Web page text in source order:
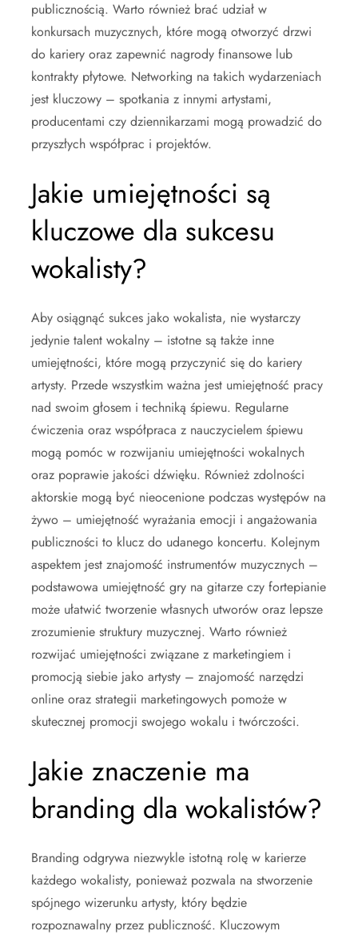
publicznością. Warto również brać udział w
konkursach muzycznych, które mogą otworzyć drzwi
do kariery oraz zapewnić nagrody finansowe lub
kontrakty płytowe. Networking na takich wydarzeniach
jest kluczowy – spotkania z innymi artystami,
producentami czy dziennikarzami mogą prowadzić do
przyszłych współprac i projektów.
Jakie umiejętności są
kluczowe dla sukcesu
wokalisty?
Aby osiągnąć sukces jako wokalista, nie wystarczy
jedynie talent wokalny – istotne są także inne
umiejętności, które mogą przyczynić się do kariery
artysty. Przede wszystkim ważna jest umiejętność pracy
nad swoim głosem i techniką śpiewu. Regularne
ćwiczenia oraz współpraca z nauczycielem śpiewu
mogą pomóc w rozwijaniu umiejętności wokalnych
oraz poprawie jakości dźwięku. Również zdolności
aktorskie mogą być nieocenione podczas występów na
żywo – umiejętność wyrażania emocji i angażowania
publiczności to klucz do udanego koncertu. Kolejnym
aspektem jest znajomość instrumentów muzycznych –
podstawowa umiejętność gry na gitarze czy fortepianie
może ułatwić tworzenie własnych utworów oraz lepsze
zrozumienie struktury muzycznej. Warto również
rozwijać umiejętności związane z marketingiem i
promocją siebie jako artysty – znajomość narzędzi
online oraz strategii marketingowych pomoże w
skutecznej promocji swojego wokalu i twórczości.
Jakie znaczenie ma
branding dla wokalistów?
Branding odgrywa niezwykle istotną rolę w karierze
każdego wokalisty, ponieważ pozwala na stworzenie
spójnego wizerunku artysty, który będzie
rozpoznawalny przez publiczność. Kluczowym